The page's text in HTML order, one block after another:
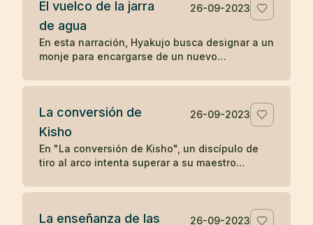
deseo. Solo cuando el leñador olvida su deseo
y se concentra en su tarea presente, el satori
reaparece, subrayando la idea zen de liberarse
de los deseos y vivir en el momento presente
para alcanzar la iluminación.
El vuelco de la jarra
de agua
26-09-2023
En esta narración, Hyakujo busca designar a un
monje para encargarse de un nuevo
una jarra de agua. Mientras los otros monjes
cocinero, actúa volcando la jarra, demostrando
una comprensión no verbal y directa de la
naturaleza de la realidad, lo que le gana la
designación como maestro del nuevo
monasterio. La historia ilustra cómo la acción
valoradas en la tradición zen.
La conversión de
Kisho
26-09-2023
En "La conversión de Kisho", un discípulo de
tiro al arco intenta superar a su maestro
maestro demuestra su habilidad superior
del maestro lleva a una humilde aceptación por
La enseñanza de las
26-09-2023